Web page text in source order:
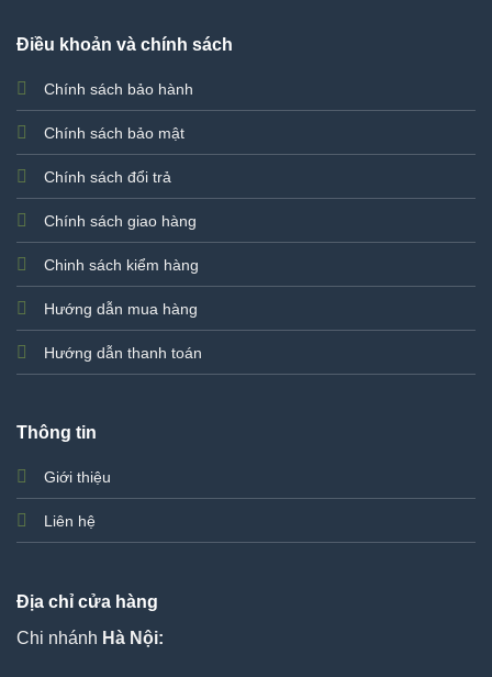
Điều khoản và chính sách
Chính sách bảo hành
Chính sách bảo mật
Chính sách đổi trả
Chính sách giao hàng
Chinh sách kiểm hàng
Hướng dẫn mua hàng
Hướng dẫn thanh toán
Thông tin
Giới thiệu
Liên hệ
Địa chỉ cửa hàng
Chi nhánh Hà Nội: